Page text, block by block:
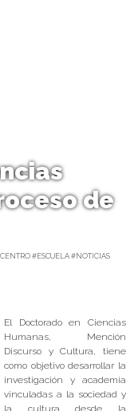
de
#ESCUELA #NOTICIAS
El Doctorado en Ciencias
Humanas, Mención
Discurso y Cultura, tiene
como objetivo desarrollar la
investigación y academia
vinculadas a la sociedad y
la cultura desde la